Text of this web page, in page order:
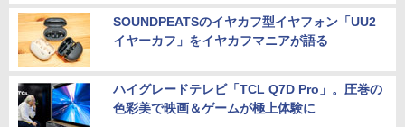
SOUNDPEATSのイヤカフ型イヤフォン「UU2
イヤーカフ」をイヤカフマニアが語る
ハイグレードテレビ「TCL Q7D Pro」。圧巻の
色彩美で映画＆ゲームが極上体験に